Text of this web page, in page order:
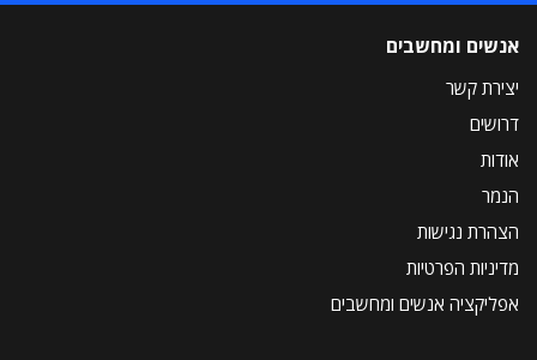
אנשים ומחשבים
יצירת קשר
דרושים
אודות
הנמר
הצהרת נגישות
מדיניות הפרטיות
אפליקציה אנשים ומחשבים